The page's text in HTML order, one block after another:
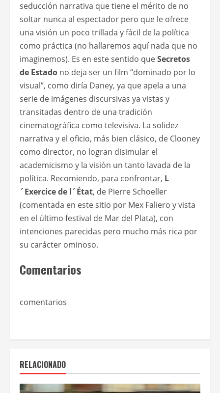
seducción narrativa que tiene el mérito de no
soltar nunca al espectador pero que le ofrece
una visión un poco trillada y fácil de la política
como práctica (no hallaremos aquí nada que no
imaginemos). Es en este sentido queSecretos
de Estado no deja ser un film “dominado por lo
visual”, como diría Daney, ya que apela a una
serie de imágenes discursivas ya vistas y
transitadas dentro de una tradición
cinematográfica como televisiva. La solidez
narrativa y el oficio, más bien clásico, de Clooney
como director, no logran disimular el
academicismo y la visión un tanto lavada de la
política. Recomiendo, para confrontar, L
´Exercice de l´État, de Pierre Schoeller
(comentada en este sitio por Mex Faliero y vista
en el último festival de Mar del Plata), con
intenciones parecidas pero mucho más rica por
su carácter ominoso.
Comentarios
comentarios
RELACIONADO